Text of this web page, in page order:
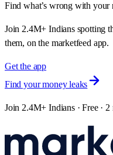
Find what’s wrong with your
Join 2.4M+ Indians spotting
them, on the marketfeed app.
Get the app
Find your money leaks
Join 2.4M+ Indians · Free · 2